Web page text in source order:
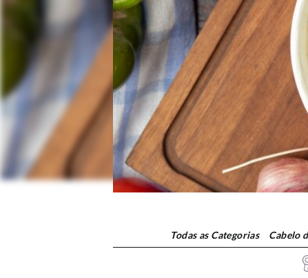
Todas as Categorias Cabelo